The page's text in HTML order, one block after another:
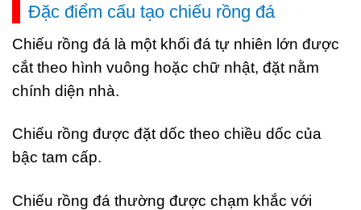
Đặc điểm cấu tạo chiếu rồng đá
Chiếu rồng đá là một khối đá tự nhiên lớn được
cắt theo hình vuông hoặc chữ nhật, đặt nằm
chính diện nhà.
Chiếu rồng được đặt dốc theo chiều dốc của
bậc tam cấp.
Chiếu rồng đá thường được chạm khắc với